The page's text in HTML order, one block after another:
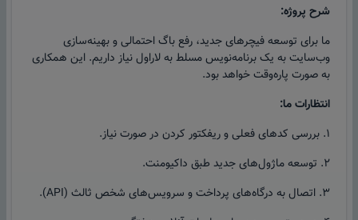
شرح پروژه:
ما برای توسعه فیچرهای جدید، رفع باگ‌ احتمالی و بهینه‌سازی
وب‌سایت به یک برنامه‌نویس مسلط به لاراول نیاز داریم. این همکاری
به صورت پاره‌وقت خواهد بود.
انتظارات ما:
۱. بررسی کدهای فعلی و ریفکتور کردن در صورت نیاز.
۲. توسعه ماژول‌های جدید طبق داکیومنت.
۳. اتصال به درگاه‌های پرداخت و سرویس‌های شخص ثالث (API).